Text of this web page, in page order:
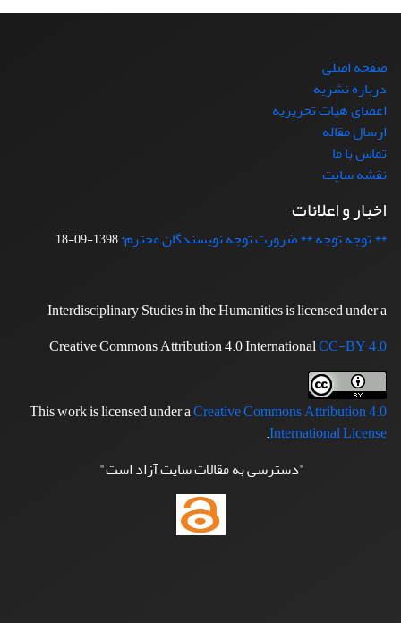
صفحه اصلی
درباره نشریه
اعضای هیات تحریریه
ارسال مقاله
تماس با ما
نقشه سایت
اخبار و اعلانات
** توجه توجه ** ضرورت توجه نویسندگان محترم:1398-09-18
Interdisciplinary Studies in the Humanities is licensed under a
Creative Commons Attribution 4.0 InternationalCC-BY 4.0
This work is licensed under aCreative Commons Attribution 4.0
International License
.
"دسترسی به مقالات سایت آزاد است"